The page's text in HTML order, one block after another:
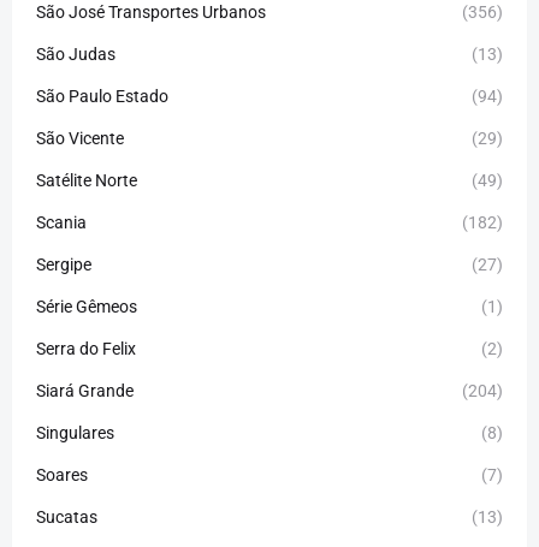
São José Transportes Urbanos (356)
São Judas (13)
São Paulo Estado (94)
São Vicente (29)
Satélite Norte (49)
Scania (182)
Sergipe (27)
Série Gêmeos (1)
Serra do Felix (2)
Siará Grande (204)
Singulares (8)
Soares (7)
Sucatas (13)